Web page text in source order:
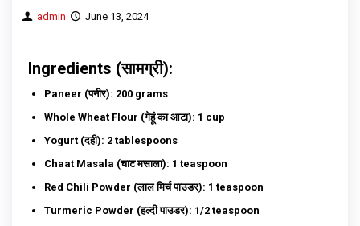
admin June 13, 2024
Ingredients (सामग्री):
Paneer (पनीर): 200 grams
Whole Wheat Flour (गेहूं का आटा): 1 cup
Yogurt (दही): 2 tablespoons
Chaat Masala (चाट मसाला): 1 teaspoon
Red Chili Powder (लाल मिर्च पाउडर): 1 teaspoon
Turmeric Powder (हल्दी पाउडर): 1/2 teaspoon